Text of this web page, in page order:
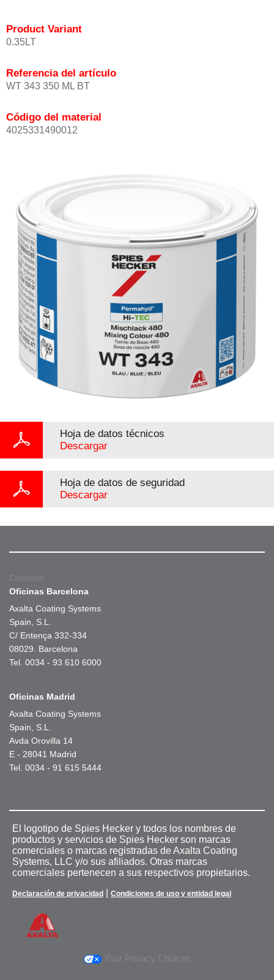
Product Variant
0.35LT
Referencia del artículo
WT 343 350 ML BT
Código del material
4025331490012
Hoja de datos técnicos
Descargar
Hoja de datos de seguridad
Descargar
Contacto
Oficinas Barcelona
Axalta Coating Systems
Spain, S.L.
C/ Entença 332-334
08029. Barcelona
Tel. 0034 - 93 610 6000
Oficinas Madrid
Axalta Coating Systems
Spain, S.L.
Avda Orovilla 14
E - 28041 Madrid
Tel. 0034 - 91 615 5444
El logotipo de Spies Hecker y todos los nombres de
productos y servicios de Spies Hecker son marcas
comerciales o marcas registradas de Axalta Coating
Systems, LLC y/o sus afiliados. Otras marcas
comerciales pertenecen a sus respectivos propietarios.
Declaración de privacidad Condiciones de uso y entidad legal
Your Privacy Choices